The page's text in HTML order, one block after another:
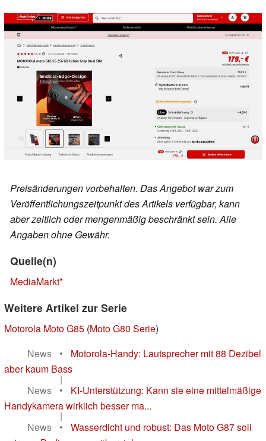
Preisänderungen vorbehalten. Das Angebot war zum
Veröffentlichungszeitpunkt des Artikels verfügbar, kann
aber zeitlich oder mengenmäßig beschränkt sein. Alle
Angaben ohne Gewähr.
Quelle(n)
MediaMarkt
Weitere Artikel zur Serie
Motorola Moto G85 (Moto G80 Serie)
News
•
Motorola-Handy: Lautsprecher mit 88 Dezibel
aber kaum Bass
|
News
•
KI-Unterstützung: Kann sie eine mittelmäßige
Handykamera wirklich besser ma...
|
News
•
Wasserdicht und robust: Das Moto G87 soll